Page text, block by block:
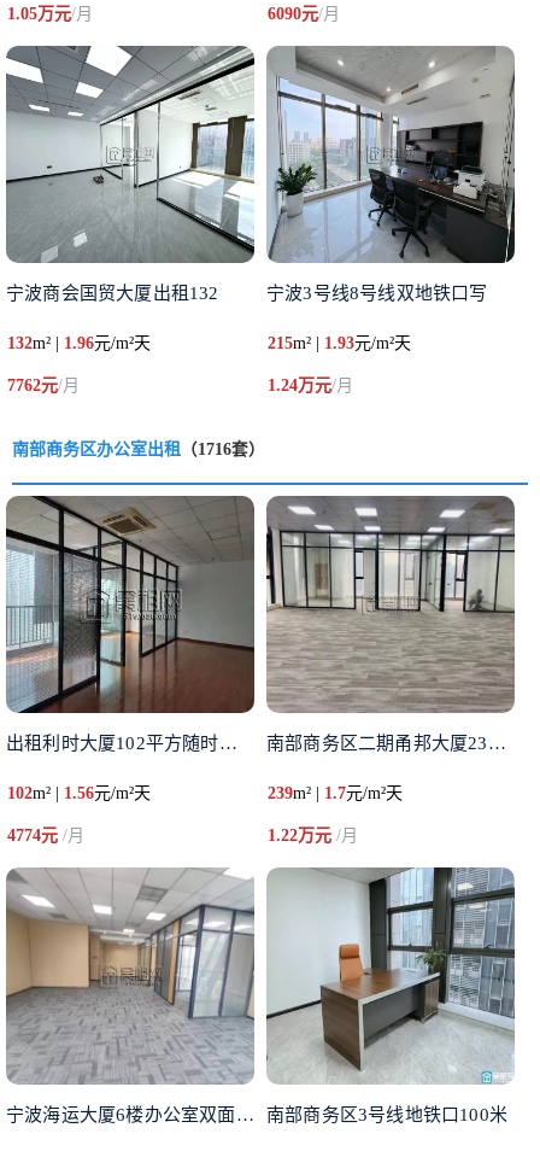
1.05万元/月 6090元/月
宁波商会国贸大厦出租132
132m² | 1.96元/m²天
7762元/月
宁波3号线8号线双地铁口写
215m² | 1.93元/m²天
1.24万元/月
南部商务区办公室出租 （1716套）
出租利时大厦102平方随时入住
102m² | 1.56元/m²天
4774元 /月
南部商务区二期甬邦大厦239平
239m² | 1.7元/m²天
1.22万元/月
宁波海运大厦6楼办公室双面采光 南部商务区3号线地铁口100米